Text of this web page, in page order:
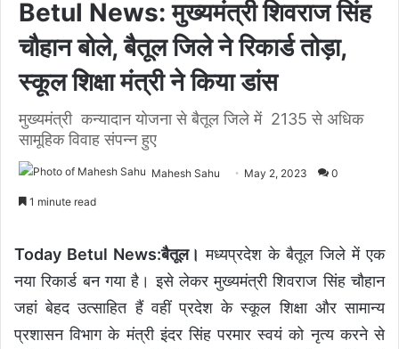
Betul News: मुख्यमंत्री शिवराज सिंह
चौहान बोले, बैतूल जिले ने रिकार्ड तोड़ा,
स्कूल शिक्षा मंत्री ने किया डांस
मुख्यमंत्री कन्यादान योजना से बैतूल जिले में 2135 से अधिक
सामूहिक विवाह संपन्न हुए
Mahesh Sahu May 2, 2023 0
1 minute read
Today Betul News:बैतूल। मध्यप्रदेश के बैतूल जिले में एक
नया रिकार्ड बन गया है। इसे लेकर मुख्यमंत्री शिवराज सिंह चौहान
जहां बेहद उत्साहित हैं वहीं प्रदेश के स्कूल शिक्षा और सामान्य
प्रशासन विभाग के मंत्री इंदर सिंह परमार स्वयं को नृत्य करने से